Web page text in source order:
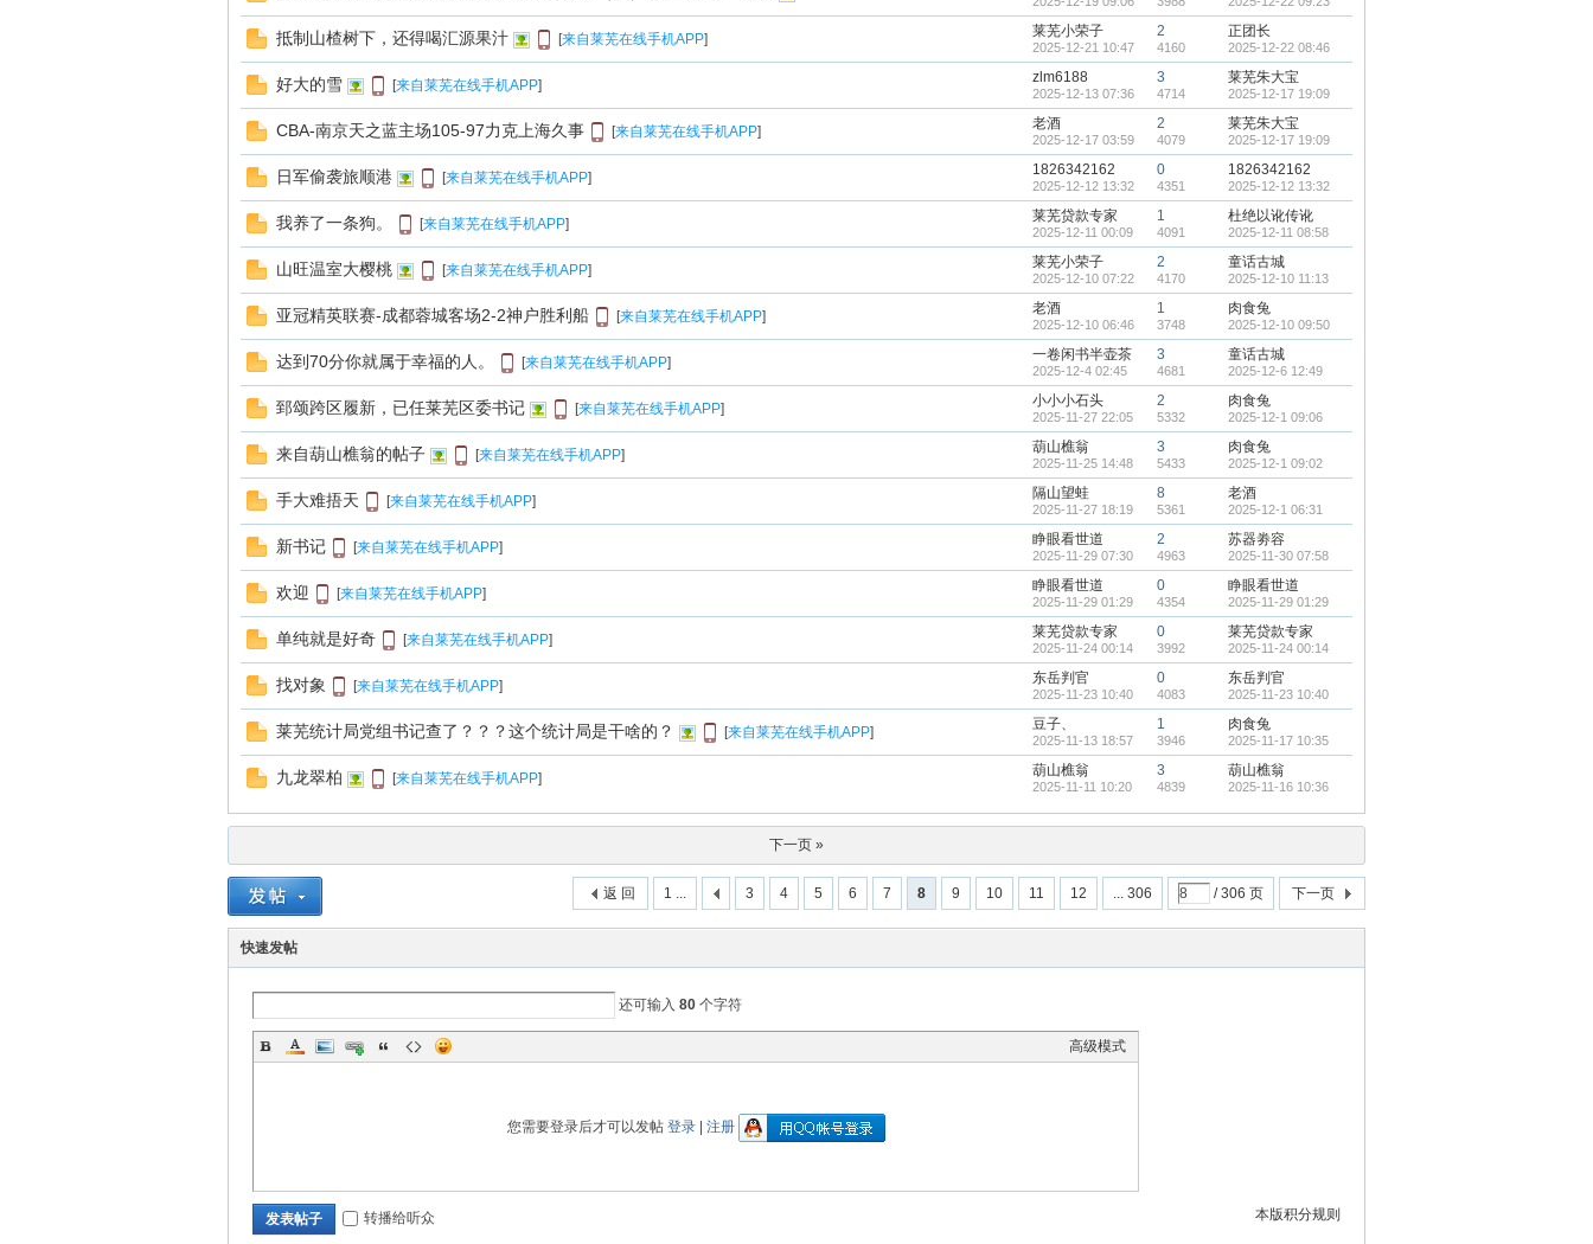
抵制山楂树下，还得喝汇源果汁 [来自莱芜在线手机APP] 莱芜小荣子
2025-12-21 10:47
2
4160
正团长
2025-12-22 08:46
好大的雪 [来自莱芜在线手机APP] zlm6188
2025-12-13 07:36
3
4714
莱芜朱大宝
2025-12-17 19:09
CBA-南京天之蓝主场105-97力克上海久事 [来自莱芜在线手机APP] 老酒
2025-12-17 03:59
2
4079
莱芜朱大宝
2025-12-17 19:09
日军偷袭旅顺港 [来自莱芜在线手机APP] 1826342162
2025-12-12 13:32
0
4351
1826342162
2025-12-12 13:32
我养了一条狗。 [来自莱芜在线手机APP] 莱芜贷款专家
2025-12-11 00:09
1
4091
杜绝以讹传讹
2025-12-11 08:58
山旺温室大樱桃 [来自莱芜在线手机APP] 莱芜小荣子
2025-12-10 07:22
2
4170
童话古城
2025-12-10 11:13
亚冠精英联赛-成都蓉城客场2-2神户胜利船 [来自莱芜在线手机APP] 老酒
2025-12-10 06:46
1
3748
肉食兔
2025-12-10 09:50
达到70分你就属于幸福的人。 [来自莱芜在线手机APP] 一卷闲书半壶茶
2025-12-4 02:45
3
4681
童话古城
2025-12-6 12:49
郅颂跨区履新，已任莱芜区委书记 [来自莱芜在线手机APP] 小小小石头
2025-11-27 22:05
2
5332
肉食兔
2025-12-1 09:06
来自葫山樵翁的帖子 [来自莱芜在线手机APP] 葫山樵翁
2025-11-25 14:48
3
5433
肉食兔
2025-12-1 09:02
手大难捂天 [来自莱芜在线手机APP] 隔山望蛙
2025-11-27 18:19
8
5361
老酒
2025-12-1 06:31
新书记 [来自莱芜在线手机APP] 睁眼看世道
2025-11-29 07:30
2
4963
苏器劵容
2025-11-30 07:58
欢迎 [来自莱芜在线手机APP] 睁眼看世道
2025-11-29 01:29
0
4354
睁眼看世道
2025-11-29 01:29
单纯就是好奇 [来自莱芜在线手机APP] 莱芜贷款专家
2025-11-24 00:14
0
3992
莱芜贷款专家
2025-11-24 00:14
找对象 [来自莱芜在线手机APP] 东岳判官
2025-11-23 10:40
0
4083
东岳判官
2025-11-23 10:40
莱芜统计局党组书记查了？？？这个统计局是干啥的？ [来自莱芜在线手机APP] 豆子、
2025-11-13 18:57
1
3946
肉食兔
2025-11-17 10:35
九龙翠柏 [来自莱芜在线手机APP] 葫山樵翁
2025-11-11 10:20
3
4839
葫山樵翁
2025-11-16 10:36
下一页 »
1 ... 3 4 5 6 7 8 9 10 11 12 ... 306 / 306 页 下一页
返 回
快速发帖
还可输入 80 个字符
高级模式
您需要登录后才可以发帖 登录| 注册
本版积分规则
发表帖子 转播给听众